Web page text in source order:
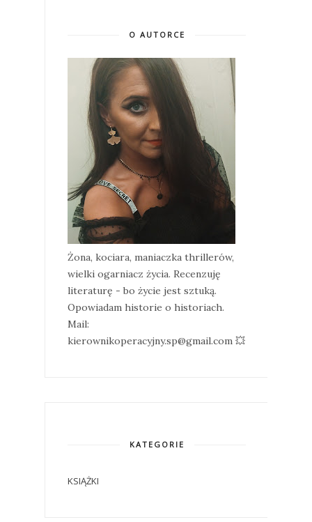
O AUTORCE
Żona, kociara, maniaczka thrillerów,
wielki ogarniacz życia. Recenzuję
literaturę - bo życie jest sztuką.
Opowiadam historie o historiach.
Mail:
kierownikoperacyjny.sp@gmail.com 💥
KATEGORIE
KSIĄŻKI